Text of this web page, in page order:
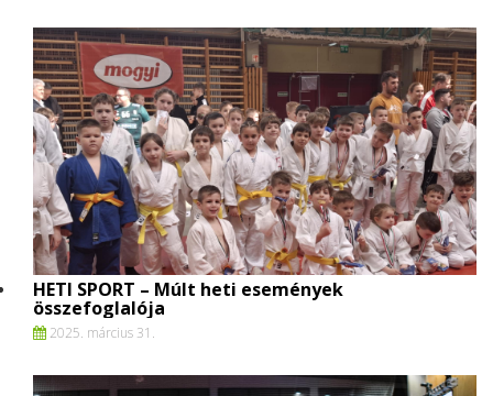
HETI SPORT – Múlt heti események
összefoglalója
2025. március 31.